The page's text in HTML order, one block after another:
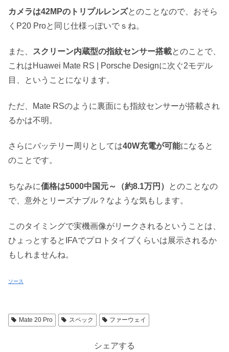
カメラは42MPのトリプルレンズとのことなので、おそら
くP20 Proと同じ仕様っぽいでｓね。
また、 スクリーン内蔵型の指紋センサー搭載とのことで、
これはHuawei Mate RS | Porsche Designに次ぐ2モデル
目、ということになります。
ただ、Mate RSのように裏面にも指紋センサーが搭載され
るかは不明。
さらにバッテリー周りとしては40W充電が可能になると
のことです。
ちなみに価格は5000中国元～（約8.1万円）
とのことなの
で、意外とリーズナブル？なような気もします。
このタイミングで実機画像がリークされるということは、
ひょっとするとIFAでプロトタイプくらいは展示されるか
もしれませんね。
ソース
Mate 20 Pro スペック ファーウェイ
シェアする